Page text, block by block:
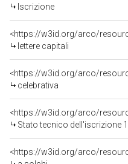
Iscrizione
<https://w3id.org/arco/
lettere capitali
<https://w3id.org/arco/
celebrativa
<https://w3id.org/arco/
Stato tecnico dell'iscrizione
<https://w3id.org/arco/